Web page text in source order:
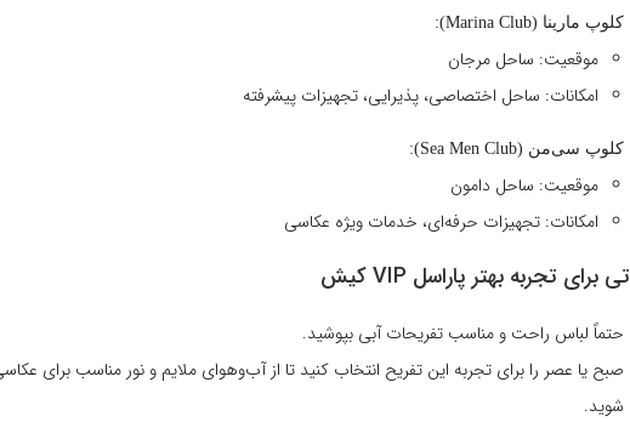
کلوپ مارینا (Marina Club):
موقعیت: ساحل مرجان
امکانات: ساحل اختصاصی، پذیرایی، تجهیزات پیشرفته
کلوپ سی‌من (Sea Men Club):
موقعیت: ساحل دامون
امکانات: تجهیزات حرفه‌ای، خدمات ویژه عکاسی
تی برای تجربه بهتر پاراسل VIP کیش
حتماً لباس راحت و مناسب تفریحات آبی بپوشید.
صبح یا عصر را برای تجربه این تفریح انتخاب کنید تا از آب‌وهوای ملایم و نور مناسب برای
شوید.